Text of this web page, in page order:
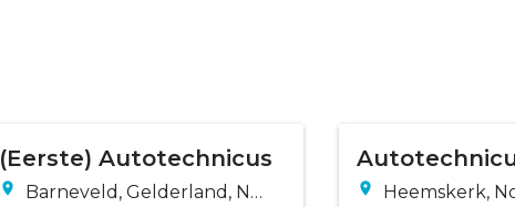
(Eerste) Autotechnicus
Barneveld, Gelderland, Ne
Heemskerk,